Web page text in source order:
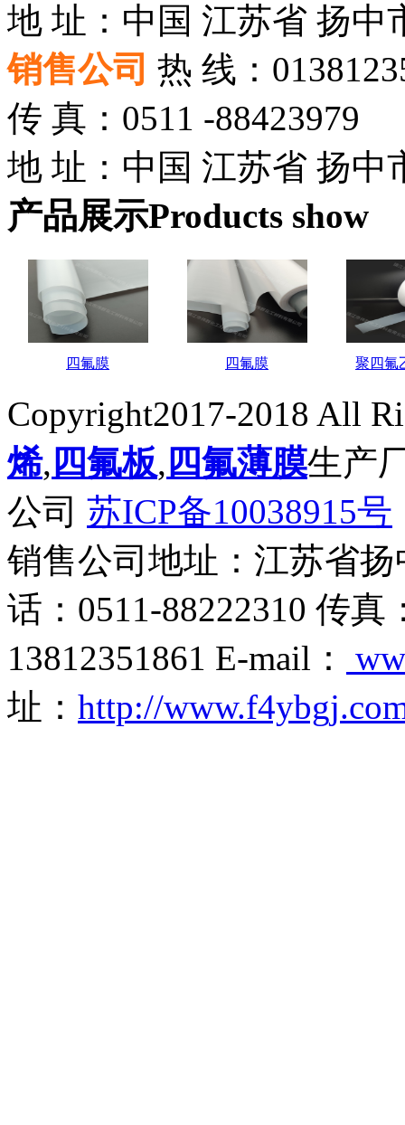
地 址：中国 江苏省 扬中
销售公司 热 线：
传 真：0511 -88423979
地 址：中国 江苏省 扬中
产品展示Products show
四氟膜 四氟膜 聚四氟乙烯
Copyright2017-2018 All
烯, 四氟板, 四氟薄膜生产
公司 苏ICP备10038915号
销售公司地址：江苏省
话：0511-88222310 传真
13812351861 E-mail：
址： http://